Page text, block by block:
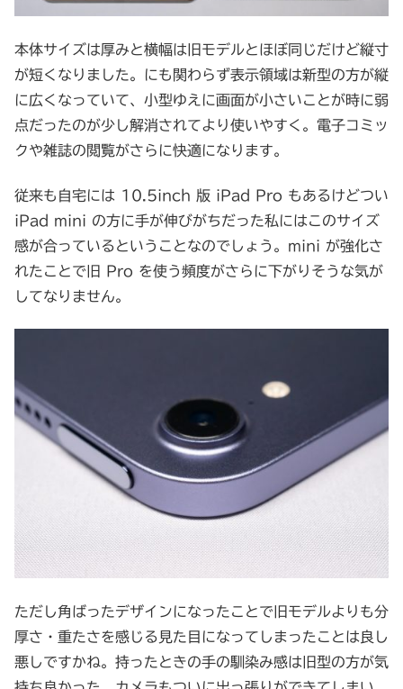
本体サイズは厚みと横幅は旧モデルとほぼ同じだけど縦寸
が短くなりました。にも関わらず表示領域は新型の方が縦
に広くなっていて、小型ゆえに画面が小さいことが時に弱
点だったのが少し解消されてより使いやすく。電子コミッ
クや雑誌の閲覧がさらに快適になります。
従来も自宅には 10.5inch 版 iPad Pro もあるけどつい
iPad mini の方に手が伸びがちだった私にはこのサイズ
感が合っているということなのでしょう。mini が強化さ
れたことで旧 Pro を使う頻度がさらに下がりそうな気が
してなりません。
ただし角ばったデザインになったことで旧モデルよりも分
厚さ・重たさを感じる見た目になってしまったことは良し
悪しですかね。持ったときの手の馴染み感は旧型の方が気